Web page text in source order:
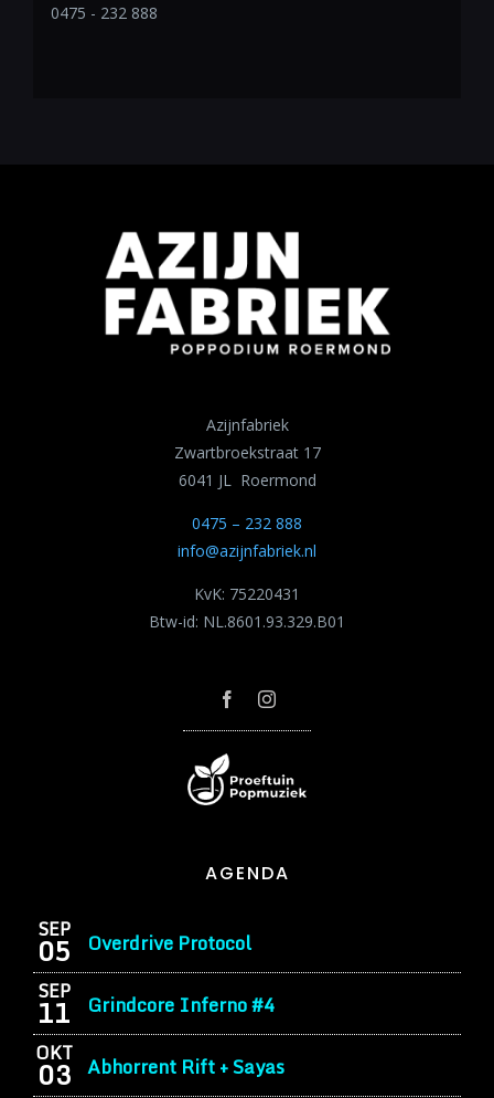
0475 - 232 888
AGENDA
SEP
05 Overdrive Protocol
SEP
11 Grindcore Inferno #4
OKT
03 Abhorrent Rift + Sayas
Azijnfabriek
Zwartbroekstraat 17
6041 JL Roermond
0475 – 232 888
info@azijnfabriek.nl
KvK: 75220431
Btw-id: NL.8601.93.329.B01